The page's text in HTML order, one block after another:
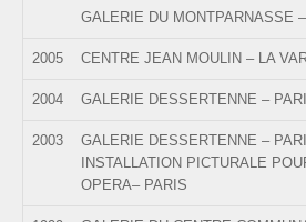
GALERIE DU MONTPARNASSE
2005 CENTRE JEAN MOULIN – LA
2004 GALERIE DESSERTENNE –
2003
GALERIE DESSERTENNE –
INSTALLATION PICTURALE
OPERA– PARIS